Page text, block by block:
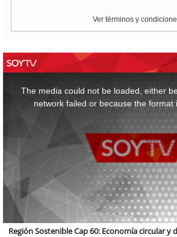
Ver términos y
The media could not be loaded, either
network failed or because the format
Región Sostenible Cap 60: Economía circular y